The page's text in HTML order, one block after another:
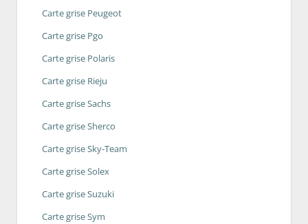
Carte grise Peugeot
Carte grise Pgo
Carte grise Polaris
Carte grise Rieju
Carte grise Sachs
Carte grise Sherco
Carte grise Sky-Team
Carte grise Solex
Carte grise Suzuki
Carte grise Sym